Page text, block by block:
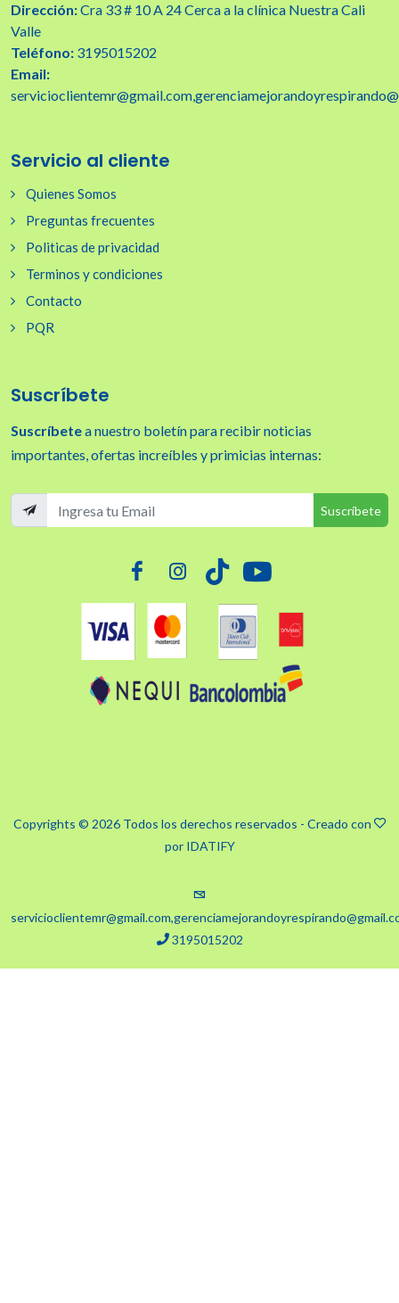
Dirección:Cra 33 # 10 A 24 Cerca a la clínica Nuestra Cali
Valle
Teléfono: 3195015202
Email:
Servicio al cliente
Quienes Somos
Preguntas frecuentes
Politicas de privacidad
Terminos y condiciones
Contacto
PQR
Suscríbete
Suscríbetea nuestro boletín para recibir noticias
importantes, ofertas increíbles y primicias internas:
Suscríbete
Copyrights © 2026 Todos los derechos reservados - Creado con
por IDATIFY
3195015202